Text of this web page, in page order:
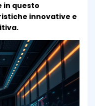
in questo
innovative e